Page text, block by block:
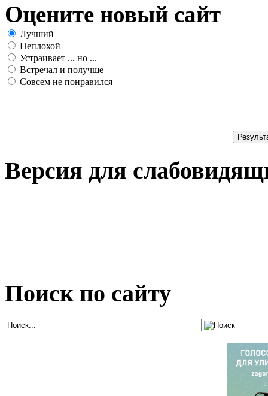
Оцените новый сайт
Лучший
Неплохой
Устраивает ... но ...
Встречал и получше
Совсем не понравился
Версия для
Поиск по сайту